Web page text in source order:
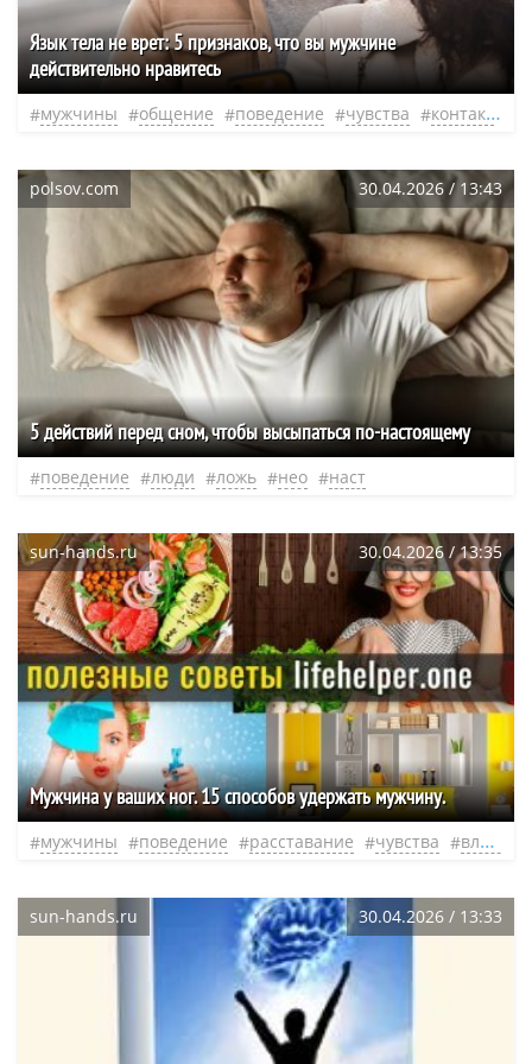
Язык тела не врет: 5 признаков, что вы мужчине
действительно нравитесь
мужчины общение поведение чувства контакт
polsov.com 30.04.2026 / 13:43
​5 действий перед сном, чтобы высыпаться по-настоящему
поведение люди ложь нео наст
sun-hands.ru 30.04.2026 / 13:35
Мужчина у ваших ног. 15 способов удержать мужчину.
мужчины поведение расставание чувства влюбленность
sun-hands.ru 30.04.2026 / 13:33